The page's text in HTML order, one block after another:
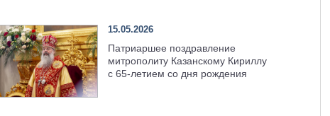
15.05.2026
Патриаршее поздравление
митрополиту Казанскому Кириллу
с 65-летием со дня рождения